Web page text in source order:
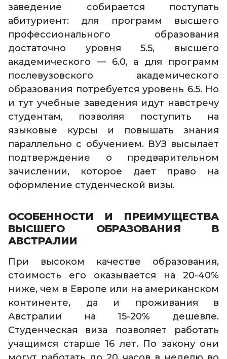
заведение собирается поступать
абитуриент: для программ высшего
профессионального образования
достаточно уровня 5.5, высшего
академического — 6.0, а для программ
послевузовского академического
образования потребуется уровень 6.5. Но
и тут учебные заведения идут навстречу
студентам, позволяя поступить на
языковые курсы и повышать знания
параллельно с обучением. ВУЗ высылает
подтверждение о предварительном
зачислении, которое дает право на
оформление студенческой визы.
ОСОБЕННОСТИ И ПРЕИМУЩЕСТВА
ВЫСШЕГО ОБРАЗОВАНИЯ В
АВСТРАЛИИ
При высоком качестве образования,
стоимость его оказывается на 20-40%
ниже, чем в Европе или на американском
континенте, да и проживания в
Австралии на 15-20% дешевле.
Студенческая виза позволяет работать
учащимся старше 16 лет. По закону они